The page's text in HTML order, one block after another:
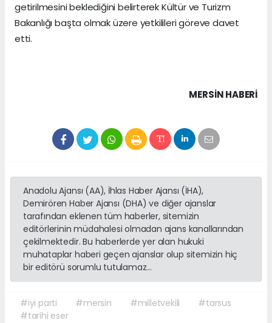
getirilmesini beklediğini belirterek Kültür ve Turizm
Bakanlığı başta olmak üzere yetkilileri göreve davet
etti.
MERSIN HABERİ
Anadolu Ajansı (AA), İhlas Haber Ajansı (İHA),
Demirören Haber Ajansı (DHA) ve diğer ajanslar
tarafından eklenen tüm haberler, sitemizin
editörlerinin müdahalesi olmadan ajans kanallarından
çekilmektedir. Bu haberlerde yer alan hukuki
muhataplar haberi geçen ajanslar olup sitemizin hiç
bir editörü sorumlu tutulamaz...
#iyi parti #mersin #milletvekili
#tarsus
#tarihi eser